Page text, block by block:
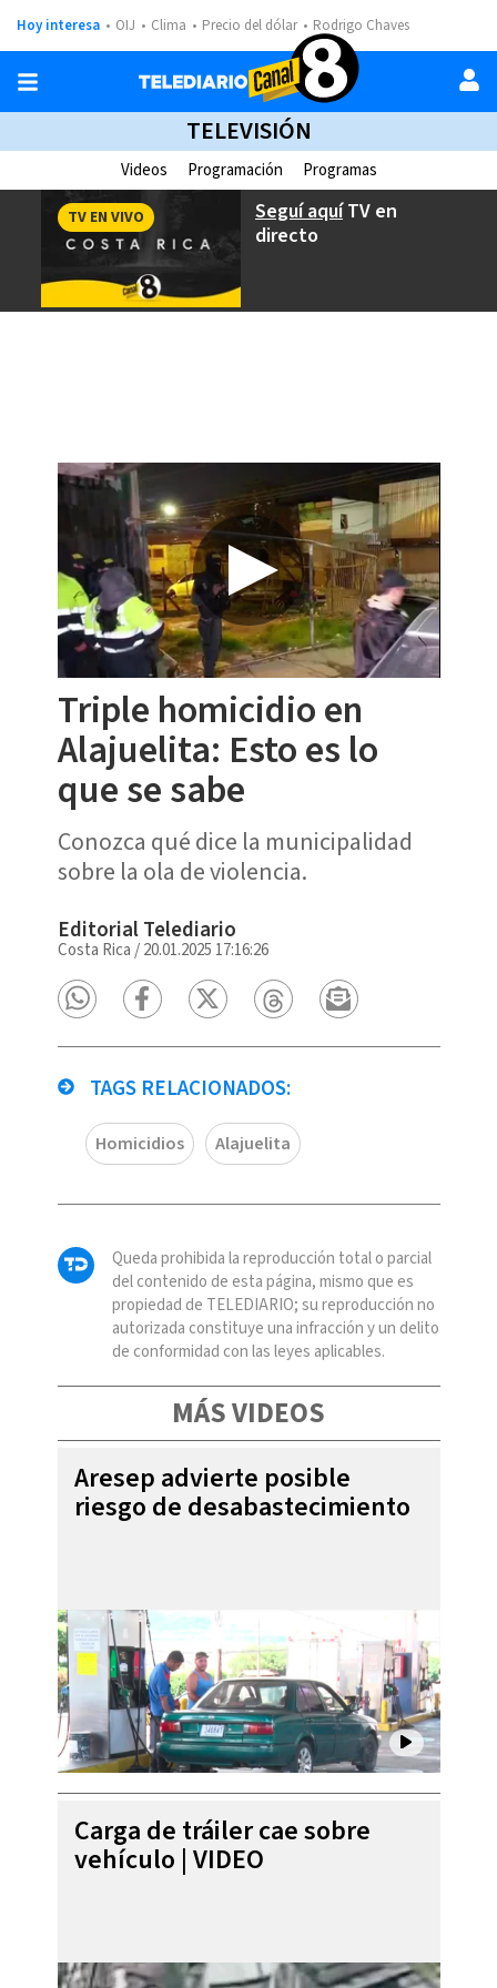
Hoy interesa OIJ Clima Precio del dólar Rodrigo Chaves
TELEVISIÓN
Videos Programación Programas
Seguí aquíTV en
directo
TV EN VIVO
Triple homicidio en
Alajuelita: Esto es lo
que se sabe
Conozca qué dice la municipalidad
sobre la ola de violencia.
Editorial Telediario
Costa Rica /20.01.2025 17:16:26
TAGS RELACIONADOS:
Homicidios Alajuelita
Queda prohibida la reproducción total o parcial
del contenido de esta página, mismo que es
propiedad de TELEDIARIO; su reproducción no
autorizada constituye una infracción y un delito
de conformidad con las leyes aplicables.
MÁS VIDEOS
Aresep advierte posible
riesgo de desabastecimiento
Carga de tráiler cae sobre
vehículo | VIDEO